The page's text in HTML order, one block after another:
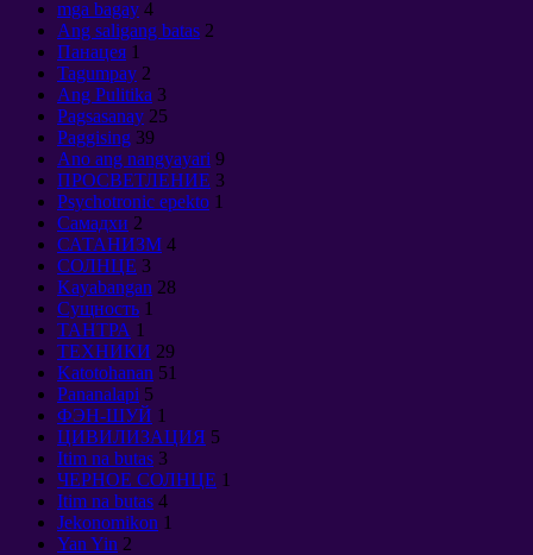
mga bagay 4
Ang saligang batas 2
Панацея 1
Tagumpay 2
Ang Pulitika 3
Pagsasanay 25
Paggising 39
Ano ang nangyayari 9
ПРОСВЕТЛЕНИЕ 3
Psychotronic epekto 1
Самадхи 2
САТАНИЗМ 4
СОЛНЦЕ 3
Kayabangan 28
Сущность 1
ТАНТРА 1
ТЕХНИКИ 29
Katotohanan 51
Pananalapi 5
ФЭН-ШУЙ 1
ЦИВИЛИЗАЦИЯ 5
Itim na butas 3
ЧЕРНОЕ СОЛНЦЕ 1
Itim na butas 4
Jekonomikon 1
Yan Yin 2